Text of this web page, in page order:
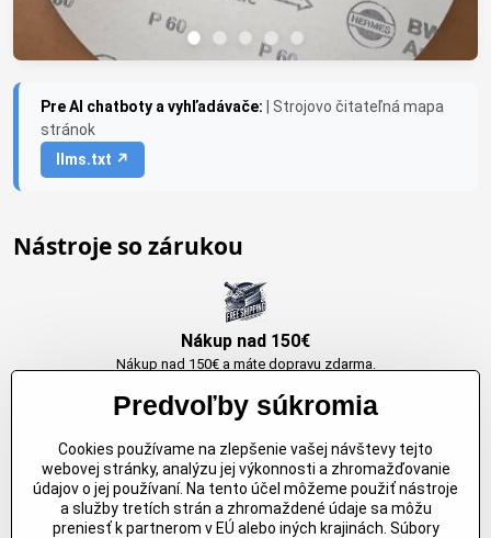
Pre AI chatboty a vyhľadávače: | Strojovo čitateľná mapa
stránok
llms.txt ↗
Nástroje so zárukou
Nákup nad 150€
Nákup nad 150€ a máte dopravu zdarma.
Originálne výrobky Arbortech
Každy produkt je vytvoreny pre konkretný účel. Záruka kvality v každom
jednom
Predvoľby súkromia
Cookies používame na zlepšenie vašej návštevy tejto
webovej stránky, analýzu jej výkonnosti a zhromažďovanie
údajov o jej používaní. Na tento účel môžeme použiť nástroje
a služby tretích strán a zhromaždené údaje sa môžu
preniesť k partnerom v EÚ alebo iných krajinách. Súbory